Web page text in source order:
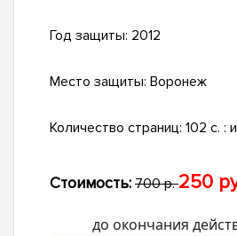
Год защиты: 2012
Место защиты: Воронеж
Количество страниц: 102 с. :
Стоимость: 700 р.250
до окончания